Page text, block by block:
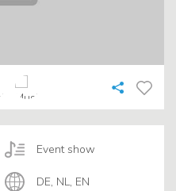
Event show
DE, NL, EN